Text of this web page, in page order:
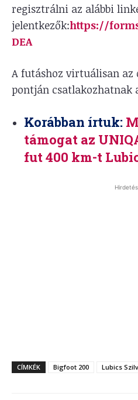
regisztrálni az alábbi
jelentkezők:https://
DEA
A futáshoz virtuálisan az
pontján csatlakozhatnak
Korábban írtuk:
támogat az
fut 400 km-t
CÍMKÉK Bigfoot 200 Lubics